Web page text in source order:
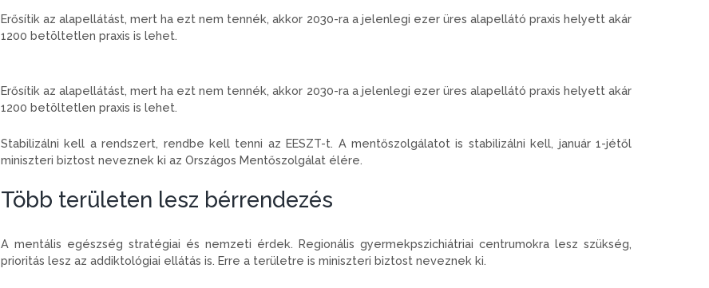
Erősítik az alapellátást, mert ha ezt nem tennék, akkor 2030-ra a jelenlegi ezer üres alapellátó praxis helyett akár
1200 betöltetlen praxis is lehet.
Erősítik az alapellátást, mert ha ezt nem tennék, akkor 2030-ra a jelenlegi ezer üres alapellátó praxis helyett akár
1200 betöltetlen praxis is lehet.
Stabilizálni kell a rendszert, rendbe kell tenni az EESZT-t. A mentőszolgálatot is stabilizálni kell, január 1-jétől
miniszteri biztost neveznek ki az Országos Mentőszolgálat élére.
Több területen lesz bérrendezés
A mentális egészség stratégiai és nemzeti érdek. Regionális gyermekpszichiátriai centrumokra lesz szükség,
prioritás lesz az addiktológiai ellátás is. Erre a területre is miniszteri biztost neveznek ki.